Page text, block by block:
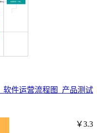
软件运营流程图_产品测试
￥3.3